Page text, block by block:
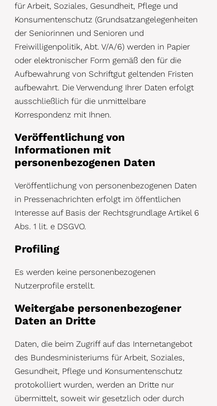
für Arbeit, Soziales, Gesundheit, Pflege und
Konsumentenschutz (Grundsatzangelegenheiten
der Seniorinnen und Senioren und
Freiwilligenpolitik, Abt. V/A/6) werden in Papier
oder elektronischer Form gemäß den für die
Aufbewahrung von Schriftgut geltenden Fristen
aufbewahrt. Die Verwendung Ihrer Daten erfolgt
ausschließlich für die unmittelbare
Korrespondenz mit Ihnen.
Veröffentlichung von
Informationen mit
personenbezogenen Daten
Veröffentlichung von personenbezogenen Daten
in Pressenachrichten erfolgt im öffentlichen
Interesse auf Basis der Rechtsgrundlage Artikel 6
Abs. 1 lit. e DSGVO.
Profiling
Es werden keine personenbezogenen
Nutzerprofile erstellt.
Weitergabe personenbezogener
Daten an Dritte
Daten, die beim Zugriff auf das Internetangebot
des Bundesministeriums für Arbeit, Soziales,
Gesundheit, Pflege und Konsumentenschutz
protokolliert wurden, werden an Dritte nur
übermittelt, soweit wir gesetzlich oder durch